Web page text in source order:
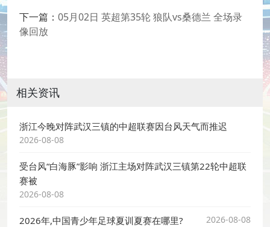
下一篇： 05月02日 英超第35轮 狼队vs桑德兰 全场录
像回放
相关资讯
浙江今晚对阵武汉三镇的中超联赛因台风天气而推迟
2026-08-08
受台风“白海豚”影响 浙江主场对阵武汉三镇第22轮中超联
赛被
2026-08-08
2026年,中国青少年足球夏训夏赛在哪里? 2026-08-08